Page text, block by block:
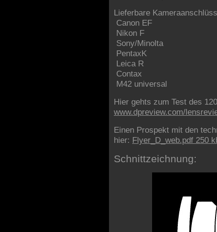
Lieferbare
Canon EF
Nikon F
Sony/Minolta
PentaxK
Leica R
Contax
M42 universal
Hier gehts zum Test des
www.dpreview.com/
Einen Prospekt mit den
hier: Flyer_D_web.pdf 250
Schnittzeichnung: